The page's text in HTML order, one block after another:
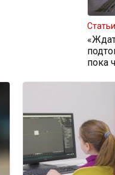
Статьи
пока